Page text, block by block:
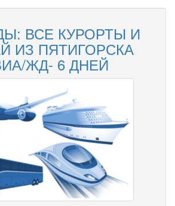
ВСЕ КУРОРТЫ И
ИЗ ПЯТИГОРСКА
ЖД- 6 ДНЕЙ